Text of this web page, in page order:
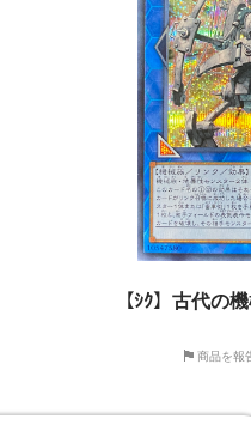
【ｼｸ】古代の
商品を報